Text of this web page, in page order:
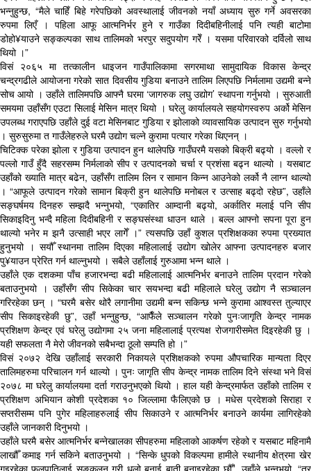
भन्नुहुन्छ, “मैले चाहिँ बिहे गरेपछिको अवस्थालाई जीवनको नयाँ अध्याय सुरु गर्ने अवसरका
रुपमा लिएँ । पहिला आफू आत्मनिर्भर हुने र गाउँका दिदीबहिनीलाई पनि त्यही बाटोमा
डोहो¥याउने सङ्कल्पका साथ तालिमको भरपुर सदुपयोग गरेँ । यसमा परिवारको दर्विलो साथ
थियो ।”
विसं २०६५ मा तत्कालीन धाइजन गाउँपालिकामा सगरमाथा सामुदायिक विकास केन्द्र
चन्द्रगढीले आयोजना गरेको सात दिवसीय गुडिया बनाउने तालिम लिएपछि निर्मलामा उद्यमी बन्ने
सोच आयो । उहाँले तालिमपछि आफ्नै घरमा ‘जागरुक लघु उद्योग’ स्थापना गर्नुभयो । सुरुआती
समयमा उहाँसँग एउटा सिलाई मेसिन मात्र थियो । घरेलु कार्यालयले सहयोगस्वरुप अर्को मेसिन
उपलब्ध गराएपछि उहाँले दुई वटा मेसिनबाट गुडिया र झोलाको व्यावसायिक उत्पादन सुरु गर्नुभयो
। सुरुसुरुमा त गाउँलेहरुले घरमै उद्योग चल्ने कुरामा पत्यार गरेका थिएनन् ।
चिटिक्क परेका झोला र गुडिया उत्पादन हुन थालेपछि गाउँघरमै यसको बिक्री बढ्यो । वल्लो र
पल्लो गाउँ हुँदै सहरसम्म निर्मलाको सीप र उत्पादनको चर्चा र प्रशंसा बढ्न थाल्यो । यसबाट
उहाँको ख्याति मात्र बढेन, उहाँसँग तालिम लिन र सामान किन्न आउनेको लर्को नै लाग्न थाल्यो
। “आफूले उत्पादन गरेको सामान बिक्री हुन थालेपछि मनोबल र उत्साह बढ्दो रहेछ”, उहाँले
सङ्घर्षमय दिनहरु सम्झदै भन्नुभयो, “एकातिर आम्दानी बढ्यो, अर्कातिर मलाई पनि सीप
सिकाइदिनु भन्दै महिला दिदीबहिनी र सङ्घसंस्था धाउन थाले । बल्ल आफ्नो सपना पूरा हुन
थाल्यो भनेर म झनै उत्साही भएर लागेँ ।” त्यसपछि उहाँ कुशल प्रशिक्षकका रुपमा प्रख्यात
हुनुभयो । सयौँ स्थानमा तालिम दिएका महिलालाई उद्योग खोलेर आफ्ना उत्पादनहरु बजार
पु¥याउन प्रेरित गर्न थाल्नुभयो । सबैले उहाँलाई गुरुआमा भन्न थाले ।
उहाँले एक दशकमा पाँच हजारभन्दा बढी महिलालाई आत्मनिर्भर बनाउने तालिम प्रदान गरेको
बताउनुभयो । उहाँसँग सीप सिकेका चार सयभन्दा बढी महिलाले घरेलु उद्योग नै सञ्चालन
गरिरहेका छन् । “घरमै बसेर थोरै लगानीमा उद्यमी बन्न सकिन्छ भन्ने कुरामा आश्वस्त तुल्याएर
सीप सिकाइरहेकी छु”, उहाँ भन्नुहुन्छ, “आफैँले सञ्चालन गरेको पुनःजागृति केन्द्र नामक
प्रशिक्षण केन्द्र एवं घरेलु उद्योगमा २५ जना महिलालाई प्रत्यक्ष रोजगारीसमेत दिइरहेकी छु ।
यही सफलता नै मेरो जीवनको सबैभन्दा ठूलो सम्पति हो ।”
विसं २०७२ देखि उहाँलाई सरकारी निकायले प्रशिक्षकको रुपमा औपचारिक मान्यता दिएर
तालिमहरुमा परिचालन गर्न थाल्यो । पुनः जागृति सीप केन्द्र नामक तालिम दिने संस्था भने विसं
२०७८ मा घरेलु कार्यालयमा दर्ता गराउनुभएको थियो । हाल यही केन्द्रमार्फत उहाँको तालिम र
प्रशिक्षण अभियान कोशी प्रदेशका १० जिल्लामा फैलिएको छ । मधेस प्रदेशको सिराहा र
सप्तरीसम्म पनि पुगेर महिलाहरुलाई सीप सिकाउने र आत्मनिर्भर बनाउने कार्यमा लागिरहेको
उहाँले जानकारी दिनुभयो ।
उहाँले घरमै बसेर आत्मनिर्भर बन्नेखालका सीपहरुमा महिलाको आकर्षण रहेको र यसबाट महिनामै
लाखौँ कमाइ गर्न सकिने बताउनुभयो । “सिन्के धुपको विकल्पमा हामीले स्थानीय क्षेत्रमा खेर
गइरहेका फूलपातिलाई सङ्कलन गरी धुलो बनाई बाती बनाइरहेका छौँ”, उहाँले भन्नुभयो, “तर